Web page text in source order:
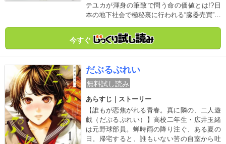
テユカが渾身の筆致で問う命の価値とは!?日
本の地下社会で極秘裏に行われる“臓器売買”の
今すぐ
だぶるぷれい
無料試し読み
あらすじ｜ストーリー
【誰もが恋焦がれる青春。真に隣の、二人遊
戯（だぶるぷれい）】高校二年生・広井玉緒
は元野球部員。蝉時雨の降り注ぐ、ある夏の
日。帰宅すると、誰もいない筈の自室から吐